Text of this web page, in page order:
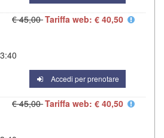
€ 45,00Tariffa web: € 40,50
Accedi per prenotare
€ 45,00Tariffa web: € 40,50